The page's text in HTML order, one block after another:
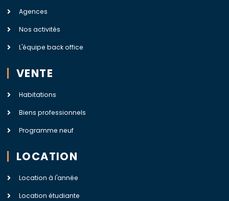
Agences
Nos activités
L'équipe back office
VENTE
Habitations
Biens professionnels
Programme neuf
LOCATION
Location à l'année
Location étudiante